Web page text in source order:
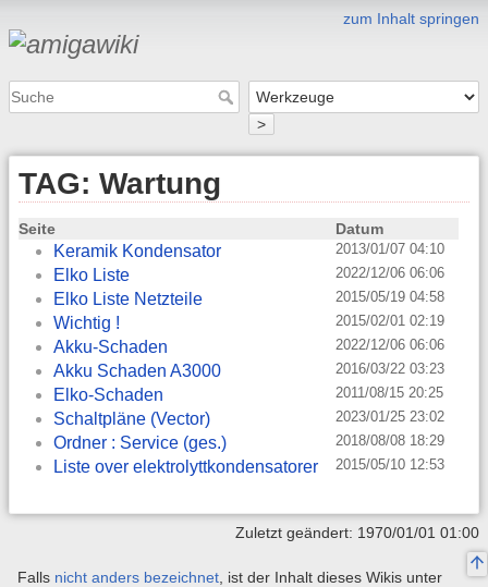
zum Inhalt springen
>
TAG: Wartung
Seite Datum
Keramik Kondensator 2013/01/07 04:10
Elko Liste 2022/12/06 06:06
Elko Liste Netzteile 2015/05/19 04:58
Wichtig ! 2015/02/01 02:19
Akku-Schaden 2022/12/06 06:06
Akku Schaden A3000 2016/03/22 03:23
Elko-Schaden 2011/08/15 20:25
Schaltpläne (Vector) 2023/01/25 23:02
Ordner : Service (ges.) 2018/08/08 18:29
Liste over elektrolyttkondensatorer 2015/05/10 12:53
Zuletzt geändert: 1970/01/01 01:00
Falls nicht anders bezeichnet , ist der Inhalt dieses Wikis unter